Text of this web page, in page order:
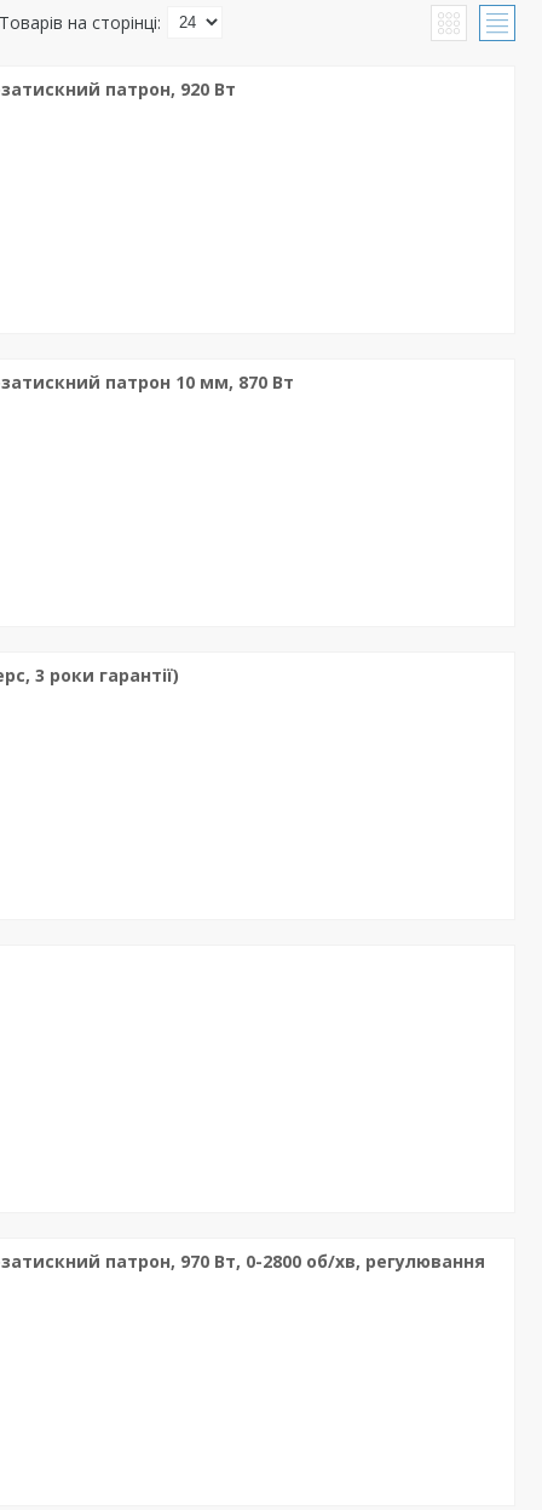
патрон, 920 Вт
патрон 10 мм, 870 Вт
3 роки гарантії)
патрон, 970 Вт, 0-2800 об/хв, регулювання